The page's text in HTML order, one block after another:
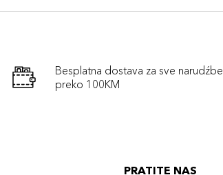
Besplatna dostava za sve narudźbe
preko 100KM
PRATITE NAS